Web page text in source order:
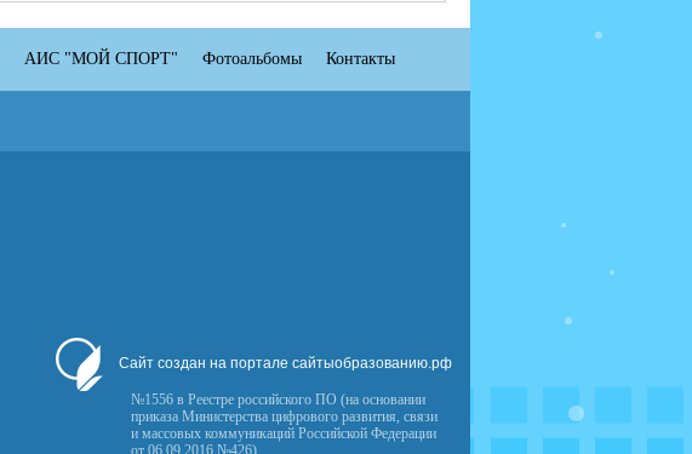
АИС "МОЙ СПОРТ" Фотоальбомы Контакты
Сайт создан на портале сайтыобразованию.рф
№1556 в Реестре российского ПО (на основании
приказа Министерства цифрового развития, связи
и массовых коммуникаций Российской Федерации
от 06.09.2016 №426)